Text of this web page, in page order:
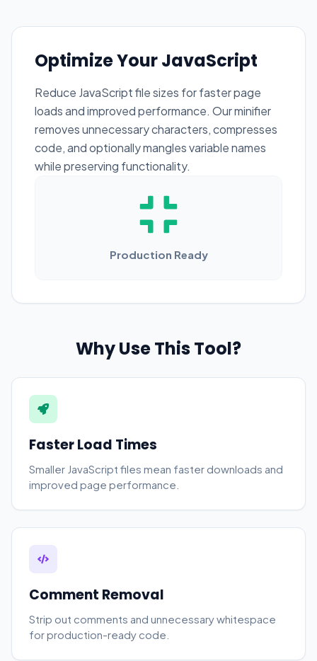
Optimize Your JavaScript
Reduce JavaScript file sizes for faster page
loads and improved performance. Our minifier
removes unnecessary characters, compresses
code, and optionally mangles variable names
while preserving functionality.
Production Ready
Why Use This Tool?
Faster Load Times
Smaller JavaScript files mean faster downloads and
improved page performance.
Comment Removal
Strip out comments and unnecessary whitespace
for production-ready code.